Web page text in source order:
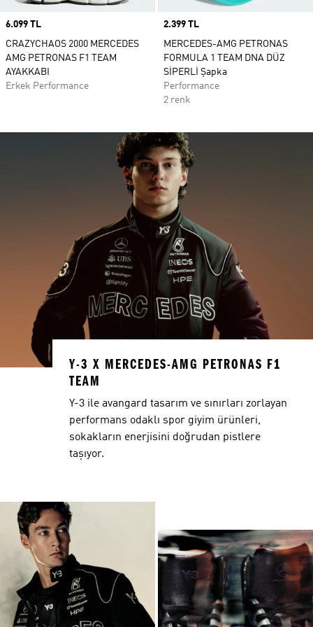
Price
6.099 TL
CRAZYCHAOS 2000 MERCEDES
AMG PETRONAS F1 TEAM
AYAKKABI
Erkek Performance
Price
2.399 TL
MERCEDES-AMG PETRONAS
FORMULA 1 TEAM DNA DÜZ
SİPERLİ Şapka
Performance
2 renk
Y-3 X MERCEDES-AMG PETRONAS F1
TEAM
Y-3 ile avangard tasarım ve sınırları zorlayan
performans odaklı spor giyim ürünleri,
sokakların enerjisini doğrudan pistlere
taşıyor.